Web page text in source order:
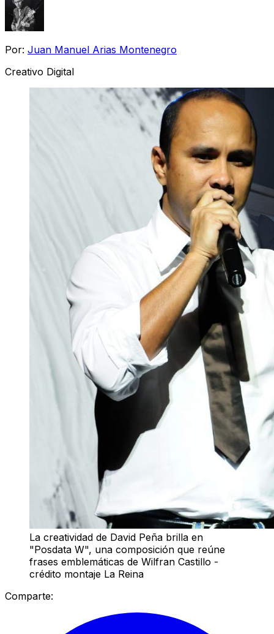
Por: Juan Manuel Arias Montenegro
Creativo Digital
La creatividad de David Peña brilla en
"Posdata W", una composición que reúne
frases emblemáticas de Wilfran Castillo -
crédito montaje La Reina
Comparte: